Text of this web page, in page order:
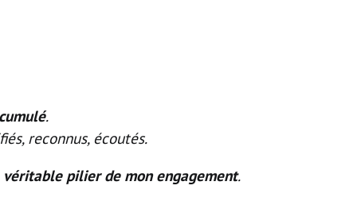
.
reconnus, écoutés.
véritable pilier de mon engagement.